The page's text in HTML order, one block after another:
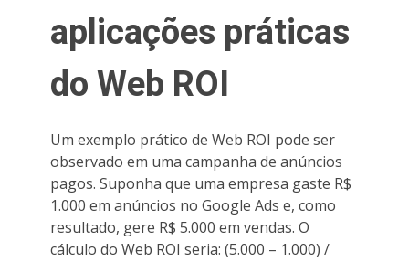
aplicações práticas
do Web ROI
Um exemplo prático de Web ROI pode ser
observado em uma campanha de anúncios
pagos. Suponha que uma empresa gaste R$
1.000 em anúncios no Google Ads e, como
resultado, gere R$ 5.000 em vendas. O
cálculo do Web ROI seria: (5.000 – 1.000) /